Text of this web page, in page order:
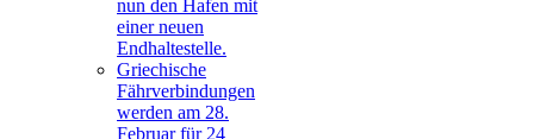
nun den Hafen mit
einer neuen
Endhaltestelle.
Griechische
Fährverbindungen
werden am 28.
Februar für 24